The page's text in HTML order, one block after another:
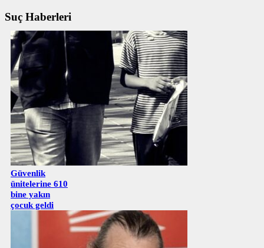
Suç Haberleri
Güvenlik
ünitelerine 610
bine yakın
çocuk geldi